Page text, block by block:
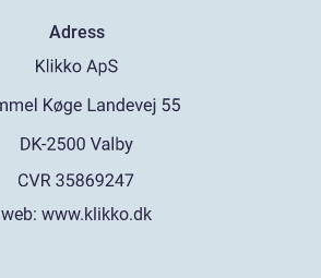
Adress
web: www.klikko.dk